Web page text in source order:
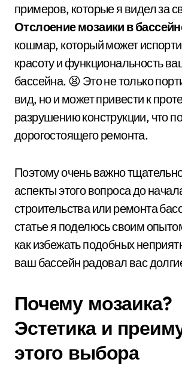
примеров, которые я видел за
Отслоение мозаики в
кошмар, который может
красоту и функциональность
бассейна. 😫 Это не только
вид, но и может привести к
разрушению конструкции, что
дорогостоящего ремонта.
Поэтому очень важно
аспекты этого вопроса до
строительства или ремонта
статье я поделюсь своим
как избежать подобных
ваш бассейн радовал вас
Почему мозаика?
Эстетика и
этого выбора